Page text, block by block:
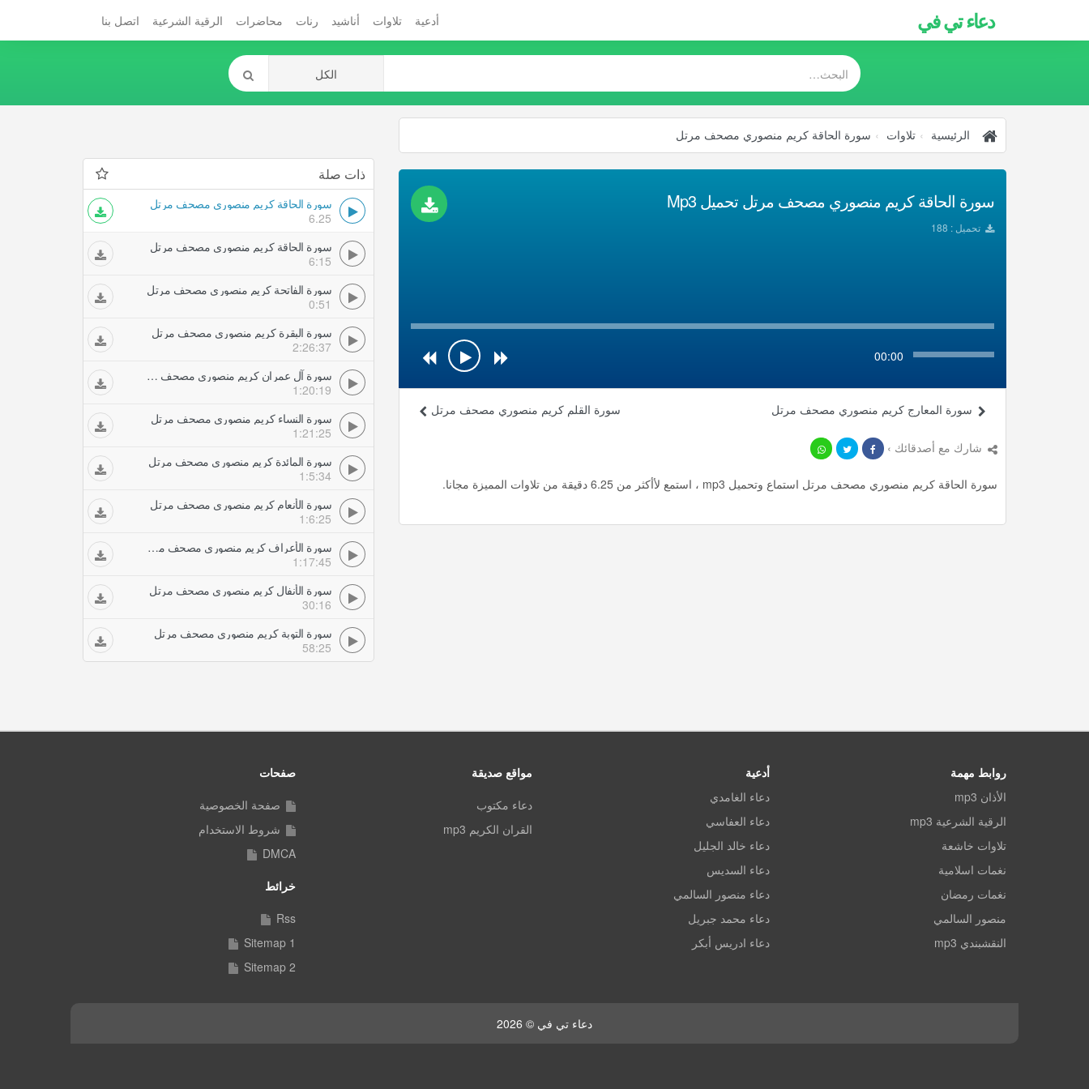
دعاء تي في أدعية تلاوات أناشيد رنات محاضرات الرقية الشرعية اتصل بنا
الرئيسية تلاوات سورة الحاقة كريم منصوري مصحف مرتل
سورة الحاقة كريم منصوري مصحف مرتل تحميل Mp3
تحميل : 188
00:00
سورة القلم كريم منصوري مصحف مرتل سورة المعارج كريم منصوري مصحف مرتل
شارك مع أصدقائك ›
سورة الحاقة كريم منصوري مصحف مرتل استماع وتحميل mp3 ، استمع لأأكثر من 6.25 دقيقة من تلاوات المميزة مجانا.
ذات صلة
سورة الحاقة كريم منصوري مصحف مرتل
6.25
سورة الحاقة كريم منصوري مصحف مرتل
6:15
سورة الفاتحة كريم منصوري مصحف مرتل
0:51
سورة البقرة كريم منصوري مصحف مرتل
2:26:37
سورة آل عمران كريم منصوري مصحف مرتل
1:20:19
سورة النساء كريم منصوري مصحف مرتل
1:21:25
سورة المائدة كريم منصوري مصحف مرتل
1:5:34
سورة الأنعام كريم منصوري مصحف مرتل
1:6:25
سورة الأعراف كريم منصوري مصحف مرتل
1:17:45
سورة الأنفال كريم منصوري مصحف مرتل
30:16
سورة التوبة كريم منصوري مصحف مرتل
58:25
روابط مهمة
الأذان mp3
الرقية الشرعية mp3
تلاوات خاشعة
نغمات اسلامية
نغمات رمضان
منصور السالمي
النقشبندي mp3
أدعية
دعاء الغامدي
دعاء العفاسي
دعاء خالد الجليل
دعاء السديس
دعاء منصور السالمي
دعاء محمد جبريل
دعاء ادريس أبكر
مواقع صديقة
دعاء مكتوب
القران الكريم mp3
صفحات
صفحة الخصوصية
شروط الاستخدام
DMCA
خرائط
Rss
Sitemap 1
Sitemap 2
دعاء تي في © 2026